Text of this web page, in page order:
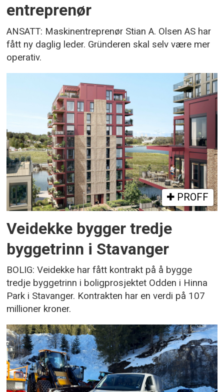
entreprenør
ANSATT: Maskinentreprenør Stian A. Olsen AS har
fått ny daglig leder. Gründeren skal selv være mer
operativ.
PROFF
Veidekke bygger tredje
byggetrinn i Stavanger
BOLIG: Veidekke har fått kontrakt på å bygge
tredje byggetrinn i boligprosjektet Odden i Hinna
Park i Stavanger. Kontrakten har en verdi på 107
millioner kroner.